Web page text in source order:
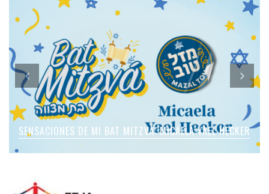
SENSACIONES DE MI BAT MITZVÁ: MICAELA YAEL HECKER
SENSACIONES DE MI BAT MITZVÁ: MARTINA SOL LEVY
SENSACIONES DE MI BAT MITZVÁ: MICAELA ROMANO
APFELBAUM
SENSACIONES DE MI BAT MITZVÁ: VIOLETA LIEBMAN
SENSACIONES EN MI BAR MITZVÁ: VITALI GUIDA